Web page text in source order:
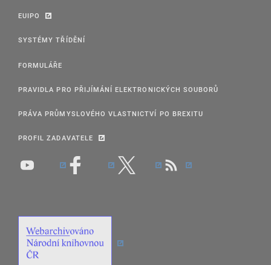
EUIPO
SYSTÉMY TŘÍDĚNÍ
FORMULÁŘE
PRAVIDLA PRO PŘIJÍMÁNÍ ELEKTRONICKÝCH SOUBORŮ
PRÁVA PRŮMYSLOVÉHO VLASTNICTVÍ PO BREXITU
PROFIL ZADAVATELE